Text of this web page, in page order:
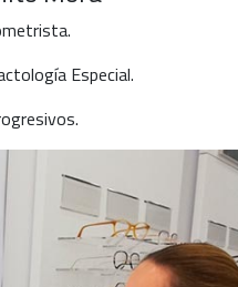
Especial.